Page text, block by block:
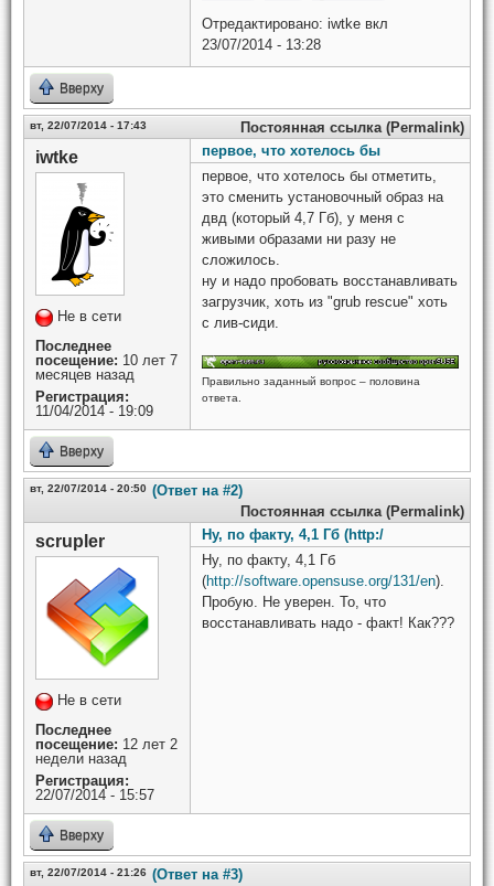
Отредактировано: iwtke вкл
23/07/2014 - 13:28
Вверху
вт, 22/07/2014 - 17:43 Постоянная ссылка (Permalink)
iwtke
Не в сети
Последнее
посещение: 10 лет 7
месяцев назад
Регистрация:
11/04/2014 - 19:09
первое, что хотелось бы
первое, что хотелось бы отметить,
это сменить установочный образ на
двд (который 4,7 Гб), у меня с
живыми образами ни разу не
сложилось.
ну и надо пробовать восстанавливать
загрузчик, хоть из "grub rescue" хоть
с лив-сиди.
Правильно заданный вопрос – половина
ответа.
Вверху
вт, 22/07/2014 - 20:50 (Ответ на #2)
Постоянная ссылка (Permalink)
scrupler
Не в сети
Последнее
посещение: 12 лет 2
недели назад
Регистрация:
22/07/2014 - 15:57
Ну, по факту, 4,1 Гб (http:/
Ну, по факту, 4,1 Гб
(http://software.opensuse.org/131/en).
Пробую. Не уверен. То, что
восстанавливать надо - факт! Как???
Вверху
вт, 22/07/2014 - 21:26 (Ответ на #3)